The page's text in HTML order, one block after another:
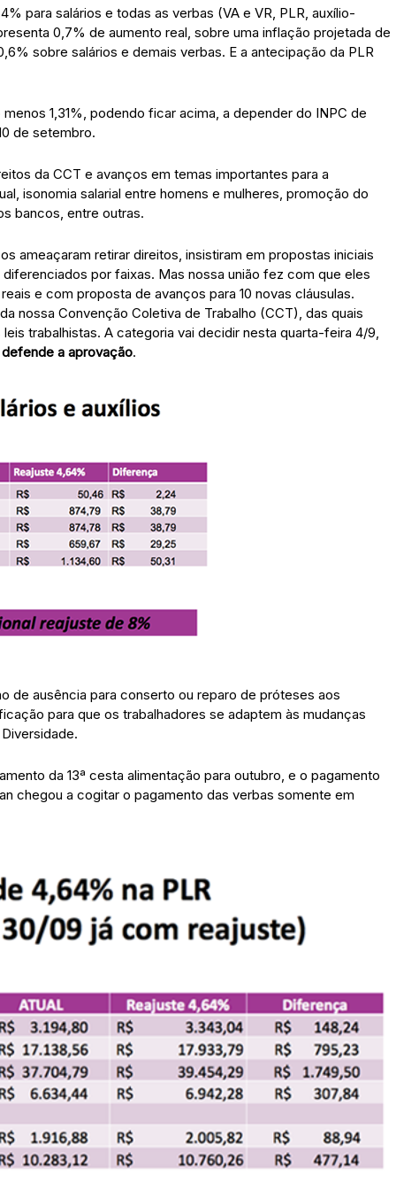
para salários e todas as verbas (VA e VR, PLR, auxílio-
0,7% de aumento real, sobre uma inflação projetada de
sobre salários e demais verbas. E a antecipação da PLR
1,31%, podendo ficar acima, a depender do INPC de
de setembro.
da CCT e avanços em temas importantes para a
isonomia salarial entre homens e mulheres, promoção do
bancos, entre outras.
ameaçaram retirar direitos, insistiram em propostas iniciais
por faixas. Mas nossa união fez com que eles
e com proposta de avanços para 10 novas cláusulas.
nossa Convenção Coletiva de Trabalho (CCT), das quais
trabalhistas. A categoria vai decidir nesta quarta-feira 4/9,
a aprovação.
de ausência para conserto ou reparo de próteses aos
para que os trabalhadores se adaptem às mudanças
da 13ª cesta alimentação para outubro, e o pagamento
chegou a cogitar o pagamento das verbas somente em